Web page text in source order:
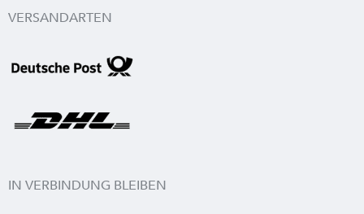
VERSANDARTEN
IN VERBINDUNG BLEIBEN